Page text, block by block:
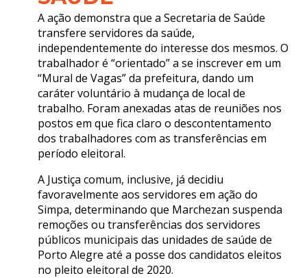
A ação demonstra que a Secretaria de Saúde
transfere servidores da saúde,
independentemente do interesse dos mesmos. O
trabalhador é “orientado” a se inscrever em um
“Mural de Vagas” da prefeitura, dando um
caráter voluntário à mudança de local de
trabalho. Foram anexadas atas de reuniões nos
postos em que fica claro o descontentamento
dos trabalhadores com as transferências em
período eleitoral.
A Justiça comum, inclusive, já decidiu
favoravelmente aos servidores em ação do
Simpa, determinando que Marchezan suspenda
remoções ou transferências dos servidores
públicos municipais das unidades de saúde de
Porto Alegre até a posse dos candidatos eleitos
no pleito eleitoral de 2020.